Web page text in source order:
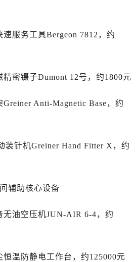
河北省唐山市路南区新华东道100号万达广场写字楼A座10层1002室江诗丹顿售后服务中心（需提前预约）
兰州市七里河区西津西路16号兰州中心写字楼21层2102室江诗丹顿售后服务中心（需提前预约）
！
速服务工具Bergeon 7812，约
精密镊子Dumont 12号，约1800元
Greiner Anti-Magnetic Base，约
装针机Greiner Hand Fitter X，约
辅助核心设备
无油空压机JUN-AIR 6-4，约
恒温防静电工作台，约125000元